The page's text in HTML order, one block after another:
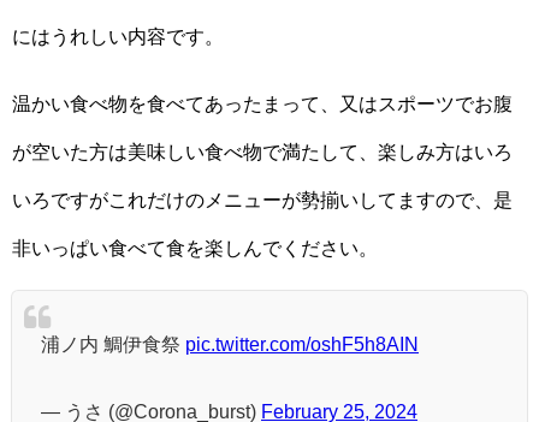
にはうれしい内容です。
温かい食べ物を食べてあったまって、又はスポーツでお腹
が空いた方は美味しい食べ物で満たして、楽しみ方はいろ
いろですがこれだけのメニューが勢揃いしてますので、是
非いっぱい食べて食を楽しんでください。
浦ノ内 鯛伊食祭 pic.twitter.com/oshF5h8AIN
— うさ (@Corona_burst) February 25, 2024